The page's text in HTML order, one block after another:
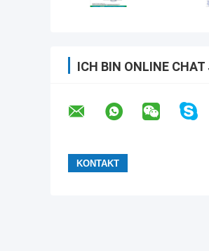
ICH BIN ONLINE